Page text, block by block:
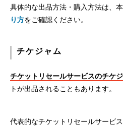
具体的な出品方法・購入方法は、
り方をご確認ください。
チケジャム
チケットリセールサービスのチケ
トが出品されることもあります。
代表的なチケットリセールサービ